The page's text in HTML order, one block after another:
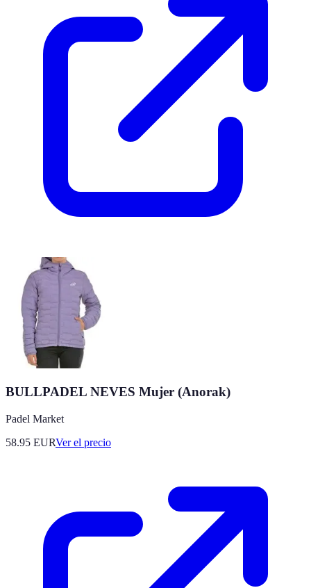
BULLPADEL NEVES Mujer (Anorak)
Padel Market
58.95 EURVer el precio